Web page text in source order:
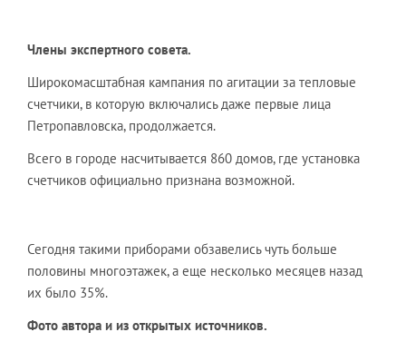
Члены экспертного совета.
Широкомасштабная кампания по агитации за тепловые
счетчики, в которую включались даже первые лица
Петропавловска, продолжается.
Всего в городе насчитывается 860 домов, где установка
счетчиков официально признана возможной.
Сегодня такими приборами обзавелись чуть больше
половины многоэтажек, а еще несколько месяцев назад
их было 35%.
Фото автора и из открытых источников.